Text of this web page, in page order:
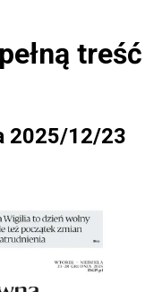
pełną treść
2025/12/23